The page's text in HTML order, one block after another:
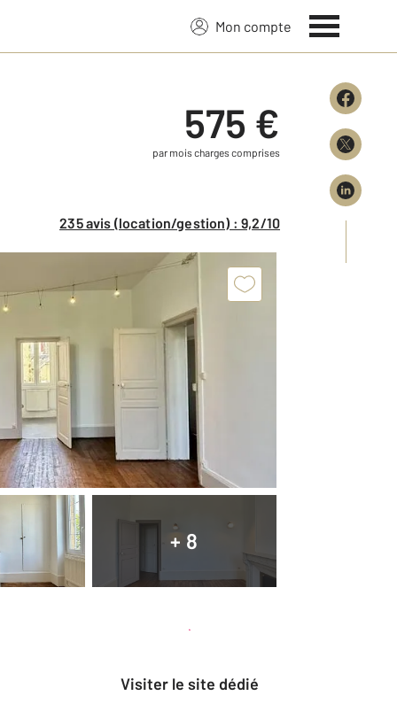
Mon compte
575 €
par mois charges comprises
235 avis (location/gestion) : 9,2/10
+ 8
Visiter le site dédié